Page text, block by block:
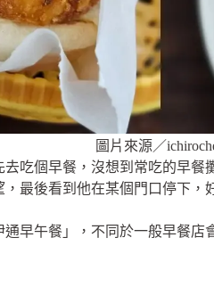
圖片來源／
吃個早餐，沒想到常吃的早
最後看到他在某個門口停下，
早午餐」，不同於一般早餐